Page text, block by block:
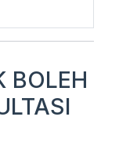
BOLEH